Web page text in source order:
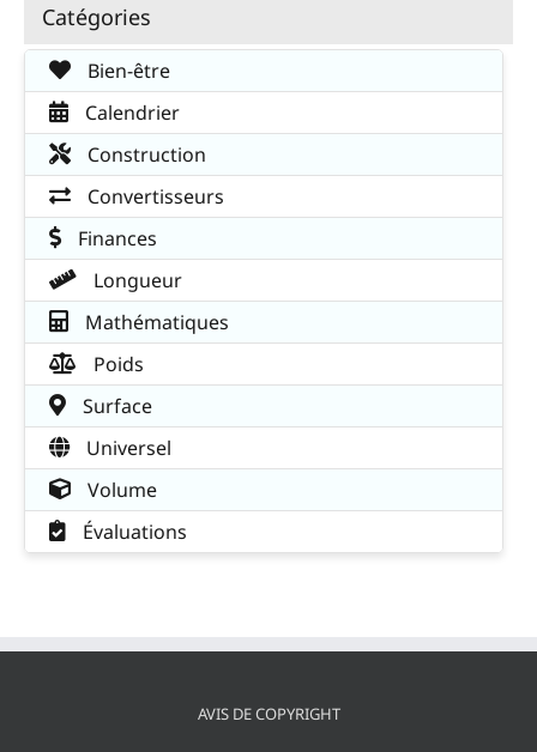
Catégories
Bien-être
Calendrier
Construction
Convertisseurs
Finances
Longueur
Mathématiques
Poids
Surface
Universel
Volume
Évaluations
AVIS DE COPYRIGHT